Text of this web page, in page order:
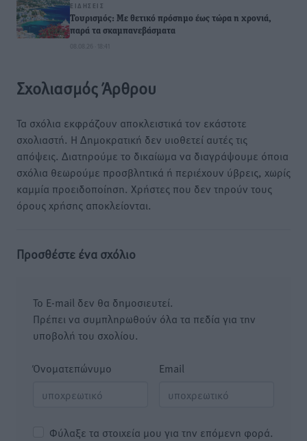
ΕΙΔΉΣΕΙΣ
Τουρισμός: Με θετικό πρόσημο έως τώρα η χρονιά,
παρά τα σκαμπανεβάσματα
08.08.26 · 18:41
Σχολιασμός Άρθρου
Τα σχόλια εκφράζουν αποκλειστικά τον εκάστοτε
σχολιαστή. Η Δημοκρατική δεν υιοθετεί αυτές τις
απόψεις. Διατηρούμε το δικαίωμα να διαγράψουμε όποια
σχόλια θεωρούμε προσβλητικά ή περιέχουν ύβρεις, χωρίς
καμμία προειδοποίηση. Χρήστες που δεν τηρούν τους
όρους χρήσης αποκλείονται.
Προσθέστε ένα σχόλιο
Το E-mail δεν θα δημοσιευτεί.
Πρέπει να συμπληρωθούν όλα τα πεδία για την
υποβολή του σχολίου.
Όνοματεπώνυμο Email
Φύλαξε τα στοιχεία μου για την επόμενη φορά.